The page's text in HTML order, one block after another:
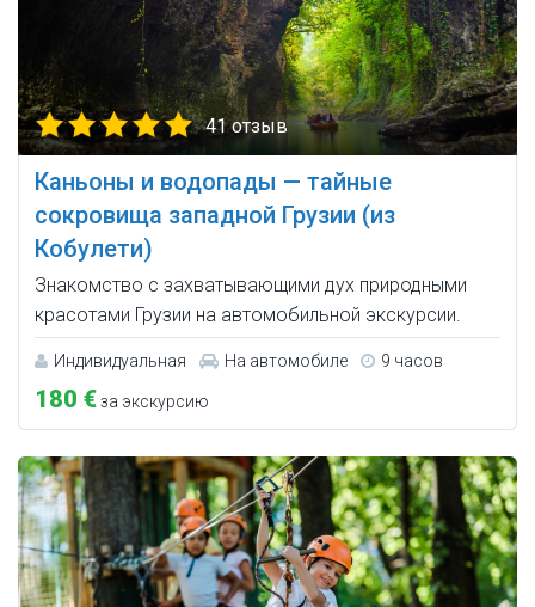
41 отзыв
Каньоны и водопады — тайные
сокровища западной Грузии (из
Кобулети)
Знакомство с захватывающими дух природными
красотами Грузии на автомобильной экскурсии.
Индивидуальная На автомобиле 9 часов
180 €за экскурсию